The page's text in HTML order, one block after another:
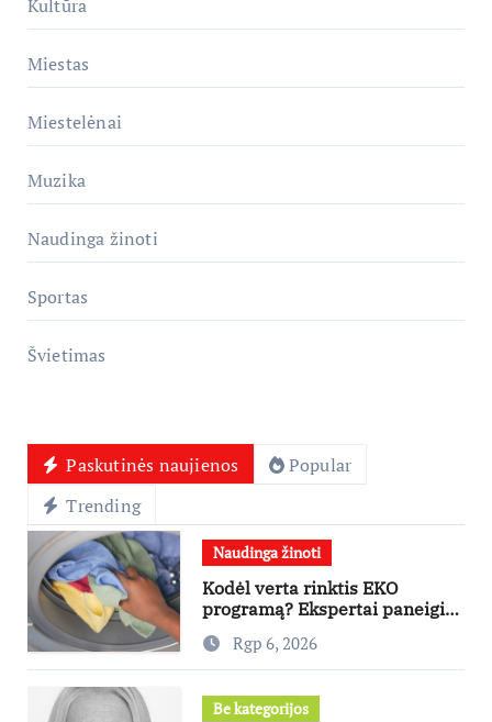
Kultūra
Miestas
Miestelėnai
Muzika
Naudinga žinoti
Sportas
Švietimas
Paskutinės naujienos
Popular
Trending
Naudinga žinoti
Kodėl verta rinktis EKO
programą? Ekspertai paneigia
dažniausius mitus
Rgp 6, 2026
Be kategorijos